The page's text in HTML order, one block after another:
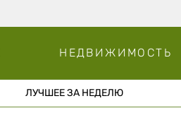
НЕДВИЖИМОСТЬ
ЛУЧШЕЕ ЗА НЕДЕЛЮ